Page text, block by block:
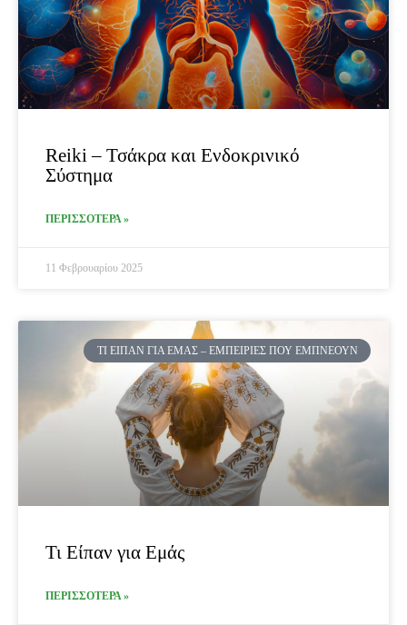
Reiki – Τσάκρα και Ενδοκρινικό
Σύστημα
ΠΕΡΙΣΣΟΤΕΡΑ »
11 Φεβρουαρίου 2025
ΤΙ ΕΊΠΑΝ ΓΙΑ ΕΜΆΣ – ΕΜΠΕΙΡΊΕΣ ΠΟΥ ΕΜΠΝΈΟΥΝ
Τι Είπαν για Εμάς
ΠΕΡΙΣΣΟΤΕΡΑ »